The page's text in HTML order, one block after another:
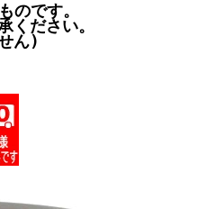
のです。
ください。
ん)